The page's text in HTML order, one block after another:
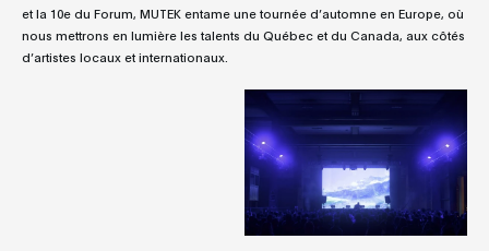
et la 10e du Forum, MUTEK entame une tournée d’automne en Europe, où
nous mettrons en lumière les talents du Québec et du Canada, aux côtés
d’artistes locaux et internationaux.